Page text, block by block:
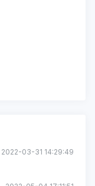
2022-03-31 14:29:49